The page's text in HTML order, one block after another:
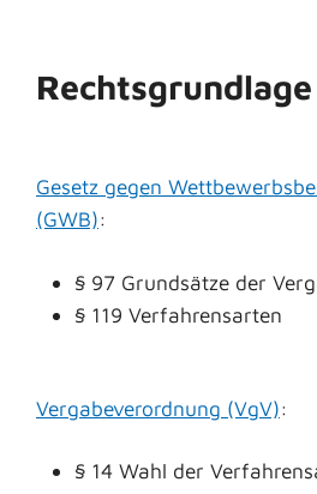
Rechtsgrundlage
Gesetz gegen
(GWB):
§ 97 Grundsätze der
§ 119 Verfahrensarten
Vergabeverordnung (VgV):
§ 14 Wahl der